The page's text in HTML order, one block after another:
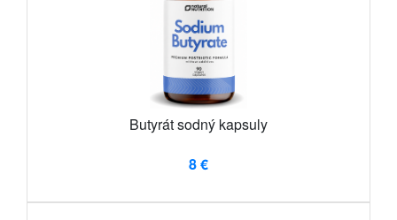
Butyrát sodný kapsuly
8 €